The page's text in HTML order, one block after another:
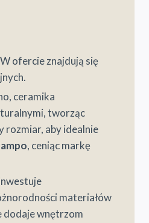
ofercie znajdują się
ceramika
tworząc
rozmiar, aby idealnie
, ceniąc markę
materiałów
dodaje wnętrzom